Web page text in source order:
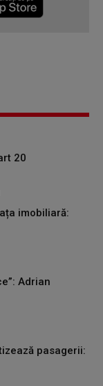
20
imobiliară:
Adrian
pasagerii: